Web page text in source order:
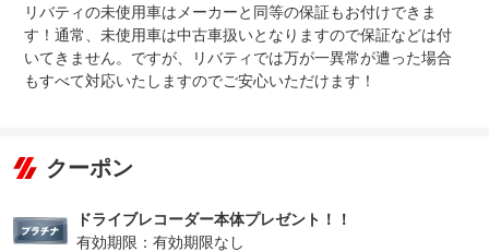
リバティの未使用車はメーカーと同等の保証もお付けできま
す！通常、未使用車は中古車扱いとなりますので保証などは付
いてきません。ですが、リバティでは万が一異常が遭った場合
もすべて対応いたしますのでご安心いただけます！
クーポン
ドライブレコーダー本体プレゼント！！
有効期限：有効期限なし